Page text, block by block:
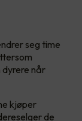
seg time
dyrere når
kjøper
de